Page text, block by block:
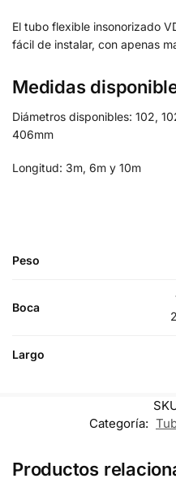
El tubo flexible insonorizado
fácil de instalar, con apenas
Medidas
Diámetros disponibles: 102,
406mm
Longitud: 3m, 6m y 10m
Peso
Boca
Largo
Categoría:
Productos